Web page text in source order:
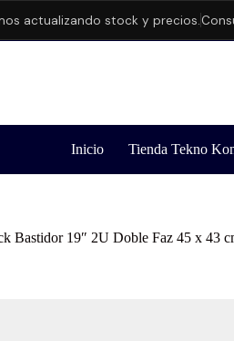
stock y precios.
Inicio Tienda Tekno
Bastidor 19″ 2U Doble Faz 45 x 43